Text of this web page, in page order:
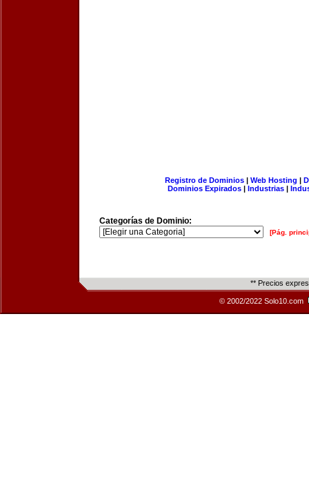
Registro de Dominios| Web Hosting |
Dominios Expirados | Industrias |
Categorías de Dominio:
[Pág.
** Precios
© 2002/2022 Solo10.com